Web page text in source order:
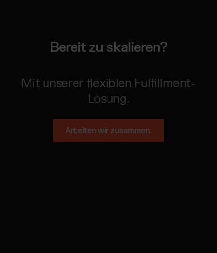
Bereit zu skalieren?
Mit unserer flexiblen Fulfillment-
Lösung.
Arbeiten wir zusammen.